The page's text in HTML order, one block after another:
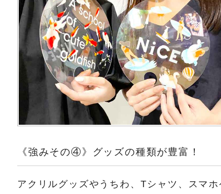
《強みその④》グッズの種類が豊富！
アクリルグッズやうちわ、Tシャツ、スマホ